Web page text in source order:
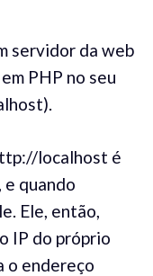
servidor da web
PHP no seu
localhost é
e quando
Ele, então,
IP do próprio
o endereço